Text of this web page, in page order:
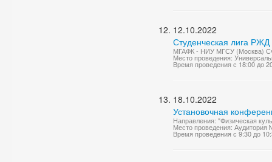
12.10.2022
Студенческая лига
МГАФК - НИУ МГСУ (Москва)
Место проведения:
Время проведения с 18:00 до
18.10.2022
Установочная
Направления: "Физическая
Место проведения:
Время проведения с 9:30 до